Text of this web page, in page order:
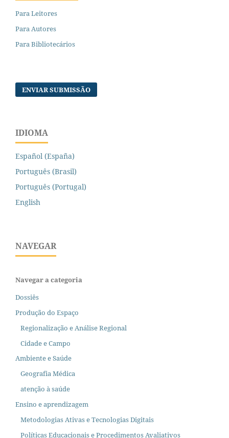
Para Leitores
Para Autores
Para Bibliotecários
ENVIAR SUBMISSÃO
IDIOMA
Español (España)
Português (Brasil)
Português (Portugal)
English
NAVEGAR
Navegar a categoria
Dossiês
Produção do Espaço
Regionalização e Análise Regional
Cidade e Campo
Ambiente e Saúde
Geografia Médica
atenção à saúde
Ensino e aprendizagem
Metodologias Ativas e Tecnologias Digitais
Políticas Educacionais e Procedimentos Avaliativos